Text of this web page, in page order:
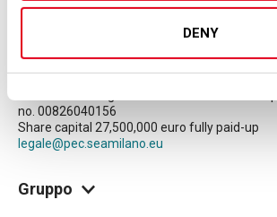
DENY
© Copyright 2026 SEA S.p.A.
Società per Azioni Esercizi Aeroportuali S.E.A.
no. 00826040156
Share capital 27,500,000 euro fully paid-up
legale@pec.seamilano.eu
Gruppo